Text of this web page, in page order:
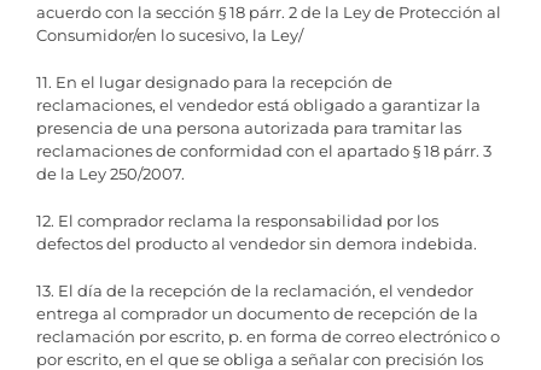
acuerdo con la sección § 18 párr. 2 de la Ley de Protección al
Consumidor/en lo sucesivo, la Ley/
11. En el lugar designado para la recepción de
reclamaciones, el vendedor está obligado a garantizar la
presencia de una persona autorizada para tramitar las
reclamaciones de conformidad con el apartado § 18 párr. 3
de la Ley 250/2007.
12. El comprador reclama la responsabilidad por los
defectos del producto al vendedor sin demora indebida.
13. El día de la recepción de la reclamación, el vendedor
entrega al comprador un documento de recepción de la
reclamación por escrito, p. en forma de correo electrónico o
por escrito, en el que se obliga a señalar con precisión los